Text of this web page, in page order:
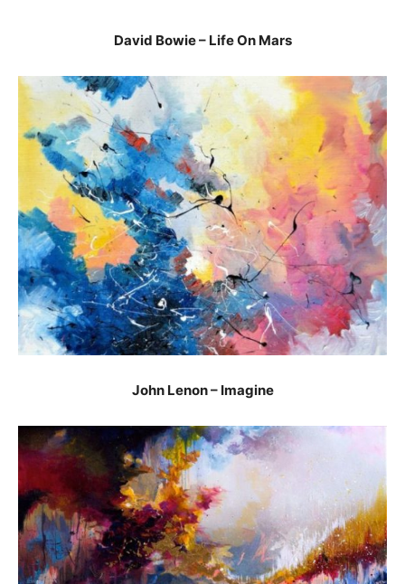
David Bowie – Life On Mars
John Lenon – Imagine